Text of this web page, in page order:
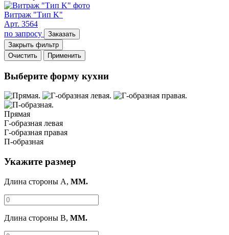
Витраж "Тип K"
Арт. 3564
по запросу
Заказать
Закрыть фильтр
Очистить
Применить
Выберите форму кухни
Прямая
Г-образная левая
Г-образная правая
П-образная
Укажите размер
Длина стороны A, ММ.
Длина стороны B, ММ.